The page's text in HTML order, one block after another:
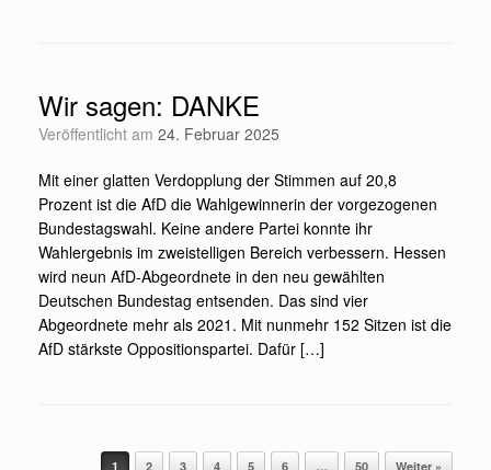
Wir sagen: DANKE
Veröffentlicht am 24. Februar 2025
Mit einer glatten Verdopplung der Stimmen auf 20,8
Prozent ist die AfD die Wahlgewinnerin der vorgezogenen
Bundestagswahl. Keine andere Partei konnte ihr
Wahlergebnis im zweistelligen Bereich verbessern. Hessen
wird neun AfD-Abgeordnete in den neu gewählten
Deutschen Bundestag entsenden. Das sind vier
Abgeordnete mehr als 2021. Mit nunmehr 152 Sitzen ist die
AfD stärkste Oppositionspartei. Dafür […]
Beitragsnavigation
1 2 3 4 5 6 … 50 Weiter »